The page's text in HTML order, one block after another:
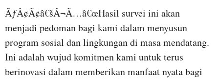
ÃƒÂ¢Ã¢â€šÂ¬Ã…â€œHasil survei ini akan
menjadi pedoman bagi kami dalam menyusun
program sosial dan lingkungan di masa mendatang.
Ini adalah wujud komitmen kami untuk terus
berinovasi dalam memberikan manfaat nyata bagi